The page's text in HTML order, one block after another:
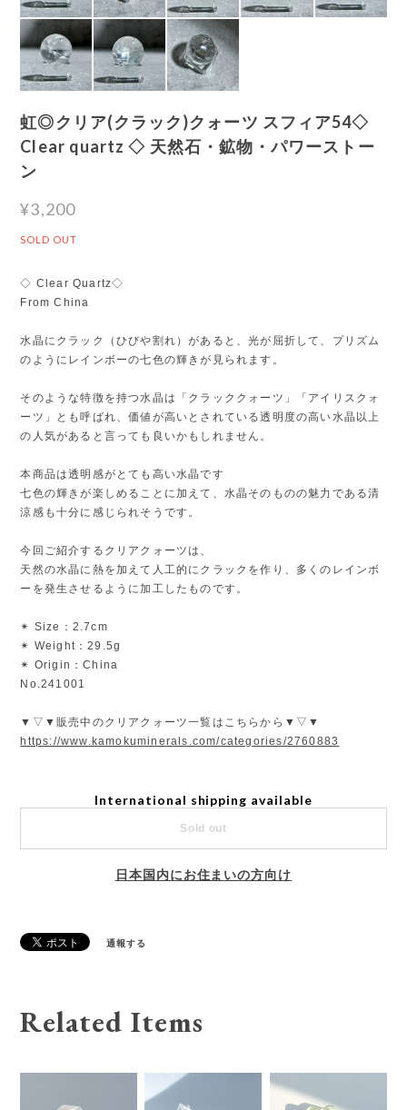
虹◎クリア(クラック)クォーツ スフィア54◇
Clear quartz ◇ 天然石・鉱物・パワーストー
ン
¥3,200
SOLD OUT
◇ Clear Quartz◇
From China
水晶にクラック（ひびや割れ）があると、光が屈折して、プリズム
のようにレインボーの七色の輝きが見られます。
そのような特徴を持つ水晶は「クラッククォーツ」「アイリスクォ
ーツ」とも呼ばれ、価値が高いとされている透明度の高い水晶以上
の人気があると言っても良いかもしれません。
本商品は透明感がとても高い水晶です
七色の輝きが楽しめることに加えて、水晶そのものの魅力である清
涼感も十分に感じられそうです。
今回ご紹介するクリアクォーツは、
天然の水晶に熱を加えて人工的にクラックを作り、多くのレインボ
ーを発生させるように加工したものです。
✴︎ Size：2.7cm
✴︎ Weight：29.5g
✴︎ Origin：China
No.241001
▼▽▼販売中のクリアクォーツ一覧はこちらから▼▽▼
https://www.kamokuminerals.com/categories/2760883
International shipping available
Sold out
日本国内にお住まいの方向け
通報する
Related Items